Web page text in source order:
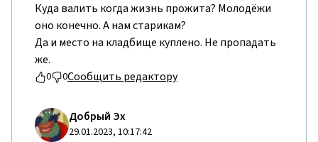
Куда валить когда жизнь прожита? Молодёжи
оно конечно. А нам старикам?
Да и место на кладбище куплено. Не пропадать
же.
0 0Сообщить редактору
Добрый Эх
29.01.2023, 10:17:42